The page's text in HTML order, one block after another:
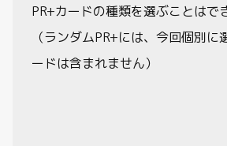
PR+カードの種類を選ぶことはで
（ランダムPR+には、今回個別に
ードは含まれません）